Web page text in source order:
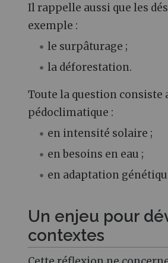
Il rappelle aussi que les
exemple :
le surpâturage ;
la déforestation.
Toute la question consiste
pédoclimatique :
en intensité solaire ;
en besoins en eau ;
en adaptation
Un enjeu pour
contextes